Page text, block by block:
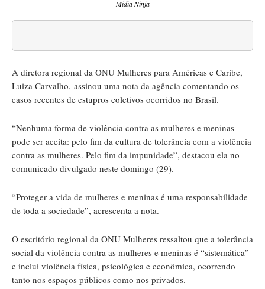
Mídia Ninja
A diretora regional da ONU Mulheres para Américas e Caribe,
Luiza Carvalho, assinou uma nota da agência comentando os
casos recentes de estupros coletivos ocorridos no Brasil.
“Nenhuma forma de violência contra as mulheres e meninas
pode ser aceita: pelo fim da cultura de tolerância com a violência
contra as mulheres. Pelo fim da impunidade”, destacou ela no
comunicado divulgado neste domingo (29).
“Proteger a vida de mulheres e meninas é uma responsabilidade
de toda a sociedade”, acrescenta a nota.
O escritório regional da ONU Mulheres ressaltou que a tolerância
social da violência contra as mulheres e meninas é “sistemática”
e inclui violência física, psicológica e econômica, ocorrendo
tanto nos espaços públicos como nos privados.